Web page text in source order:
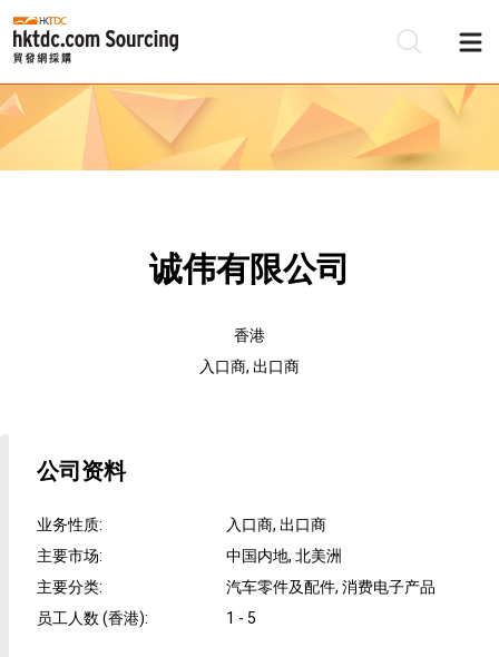
诚伟有限公司
香港
入口商, 出口商
公司资料
业务性质:
入口商, 出口商
主要市场:
中国内地, 北美洲
主要分类:
汽车零件及配件, 消费电子产品
员工人数 (香港): 1 - 5